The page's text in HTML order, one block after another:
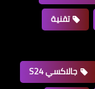
تقنية
جالاكسي S24